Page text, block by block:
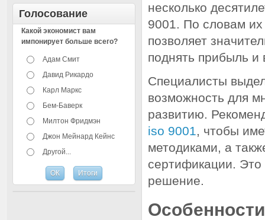
Голосование
Какой экономист вам
импонирует больше всего?
Адам Смит
Давид Рикардо
Карл Маркс
Бем-Баверк
Милтон Фридмэн
Джон Мейнард Кейнс
Другой...
несколько
9001. По словам их
позволяет
поднять прибыль
Специалисты
возможность для
развитию.
iso 9001, чтобы
методиками, а
сертификации. Это
решение.
Особенности